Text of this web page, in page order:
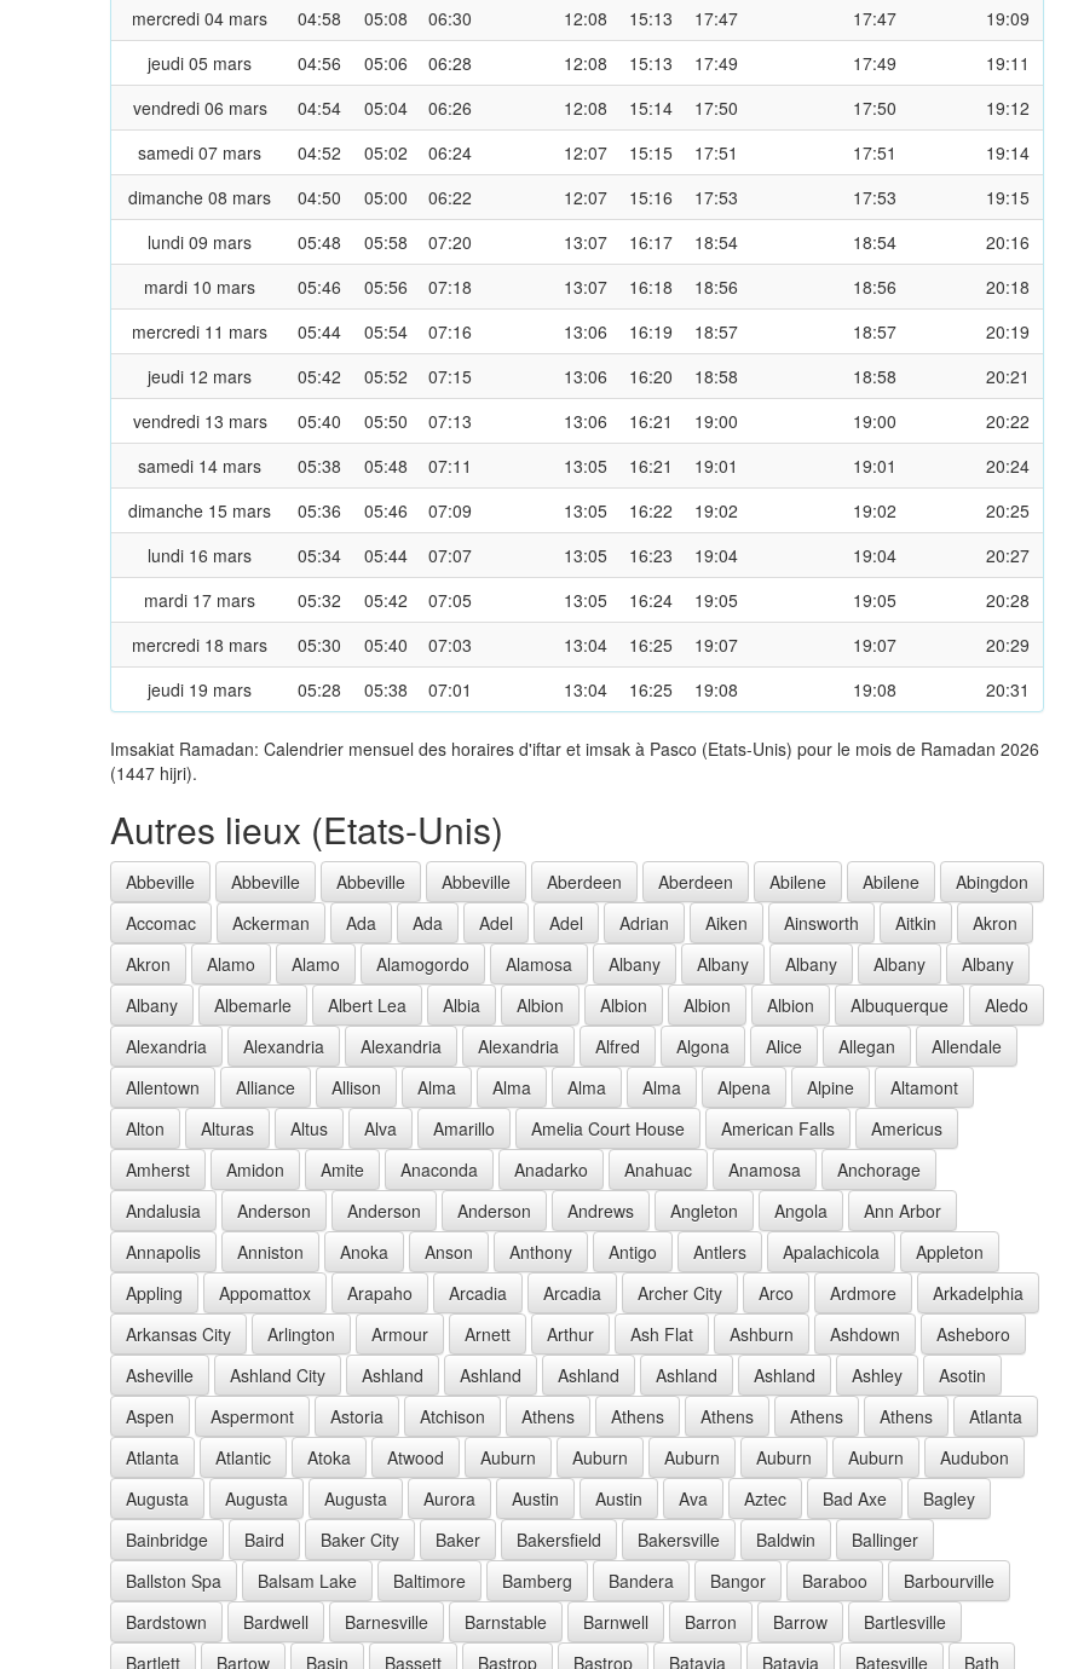
mercredi 04 mars
04:58 05:08 06:30 12:08 15:13 17:47 17:47
19:09
jeudi 05 mars
04:56 05:06 06:28 12:08 15:13 17:49 17:49
19:11
vendredi 06 mars
04:54 05:04 06:26 12:08 15:14 17:50 17:50
19:12
samedi 07 mars
04:52 05:02 06:24 12:07 15:15 17:51 17:51
19:14
dimanche 08 mars
04:50 05:00 06:22 12:07 15:16 17:53 17:53
19:15
lundi 09 mars
05:48 05:58 07:20 13:07 16:17 18:54 18:54
20:16
mardi 10 mars
05:46 05:56 07:18 13:07 16:18 18:56 18:56
20:18
mercredi 11 mars
05:44 05:54 07:16 13:06 16:19 18:57 18:57
20:19
jeudi 12 mars
05:42 05:52 07:15 13:06 16:20 18:58 18:58
20:21
vendredi 13 mars
05:40 05:50 07:13 13:06 16:21 19:00 19:00
20:22
samedi 14 mars
05:38 05:48 07:11 13:05 16:21 19:01 19:01
20:24
dimanche 15 mars
05:36 05:46 07:09 13:05 16:22 19:02 19:02
20:25
lundi 16 mars
05:34 05:44 07:07 13:05 16:23 19:04 19:04
20:27
mardi 17 mars
05:32 05:42 07:05 13:05 16:24 19:05 19:05
20:28
mercredi 18 mars
05:30 05:40 07:03 13:04 16:25 19:07 19:07
20:29
jeudi 19 mars
05:28 05:38 07:01 13:04 16:25 19:08 19:08 20:31
Imsakiat Ramadan: Calendrier mensuel des horaires d'iftar et imsak à Pasco (Etats-Unis) pour le mois de Ramadan 2026
(1447 hijri).
Autres lieux (Etats-Unis)
Abbeville Abbeville Abbeville Abbeville Aberdeen Aberdeen Abilene Abilene
Abingdon
Accomac
Ackerman Ada Ada Adel Adel Adrian Aiken Ainsworth Aitkin
Akron
Akron
Alamo Alamo Alamogordo Alamosa Albany Albany Albany Albany
Albany
Albany
Albemarle Albert Lea Albia Albion Albion Albion Albion Albuquerque
Aledo
Alexandria
Alexandria Alexandria Alexandria Alfred Algona Alice Allegan
Allendale
Allentown
Alliance Allison Alma Alma Alma Alma Alpena Alpine
Altamont
Alton
Alturas Altus Alva Amarillo Amelia Court House American Falls
Americus
Amherst
Amidon Amite Anaconda Anadarko Anahuac Anamosa
Anchorage
Andalusia
Anderson Anderson Anderson Andrews Angleton Angola
Ann Arbor
Annapolis
Anniston Anoka Anson Anthony Antigo Antlers Apalachicola
Appleton
Appling
Appomattox Arapaho Arcadia Arcadia Archer City Arco Ardmore
Arkadelphia
Arkansas City
Arlington Armour Arnett Arthur Ash Flat Ashburn Ashdown
Asheboro
Asheville
Ashland City Ashland Ashland Ashland Ashland Ashland Ashley
Asotin
Aspen
Aspermont Astoria Atchison Athens Athens Athens Athens Athens
Atlanta
Atlanta
Atlantic Atoka Atwood Auburn Auburn Auburn Auburn Auburn
Audubon
Augusta
Augusta Augusta Aurora Austin Austin Ava Aztec Bad Axe
Bagley
Bainbridge
Baird Baker City Baker Bakersfield Bakersville Baldwin
Ballinger
Ballston Spa
Balsam Lake Baltimore Bamberg Bandera Bangor Baraboo
Barbourville
Bardstown
Bardwell Barnesville Barnstable Barnwell Barron Barrow
Bartlesville
Bartlett
Bartow Basin Bassett Bastrop Bastrop Batavia Batavia Batesville Bath